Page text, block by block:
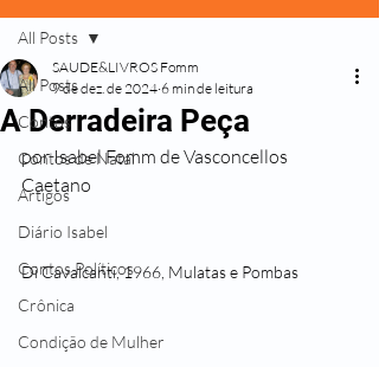
All Posts
Contos
Contos de Natal
Artigos
Diário Isabel
Contos Políticos
Crônica
Condição de Mulher
All Posts
A Derradeira Peça
SAUDE&LIVROS Fomm
9 de dez. de 2024 6 min de leitura
por Isabel Fomm de Vasconcellos
Caetano
Di Cavalcanti, 1966, Mulatas e Pombas